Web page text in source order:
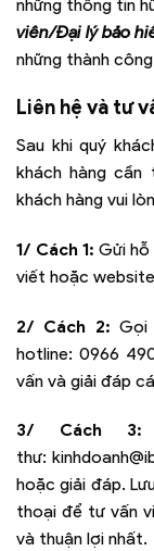
những thông tin
viên/Đại lý bảo
những thành
Liên hệ và tư
Sau khi quý
khách hàng cần
khách hàng vui
1/ Cách 1: Gửi
viết hoặc
2/ Cách 2: Gọi
hotline: 0966
vấn và giải đáp
3/ Cách 3:
thư:
hoặc giải đáp.
thoại để tư vấn
và thuận lợi nhất.